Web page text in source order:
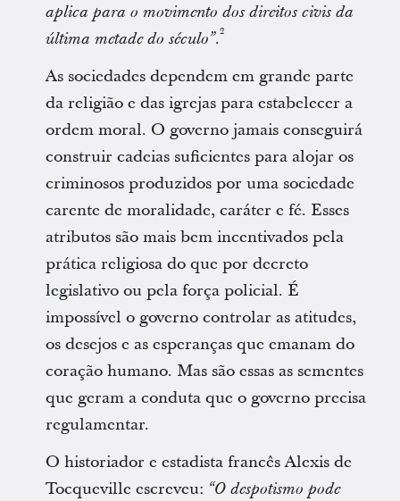
aplica para o movimento dos direitos civis da
última metade do século”.2
As sociedades dependem em grande parte
da religião e das igrejas para estabelecer a
ordem moral. O governo jamais conseguirá
construir cadeias suficientes para alojar os
criminosos produzidos por uma sociedade
carente de moralidade, caráter e fé. Esses
atributos são mais bem incentivados pela
prática religiosa do que por decreto
legislativo ou pela força policial. É
impossível o governo controlar as atitudes,
os desejos e as esperanças que emanam do
coração humano. Mas são essas as sementes
que geram a conduta que o governo precisa
regulamentar.
O historiador e estadista francês Alexis de
Tocqueville escreveu: “O despotismo pode